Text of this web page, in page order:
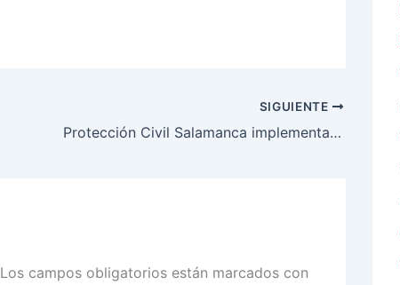
SIGUIENTE
Protección Civil Salamanca implementará operativo especial por Día de Muertos
Los campos obligatorios están marcados con